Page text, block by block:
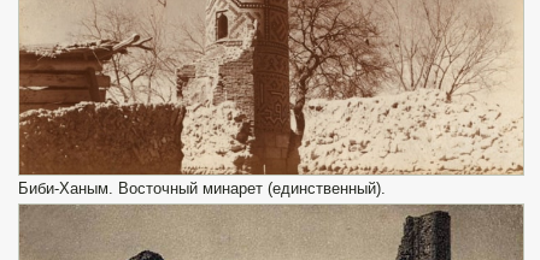
Биби-Ханым. Восточный минарет (единственный).